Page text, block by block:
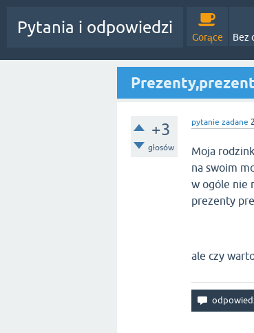
Pytania i odpowiedzi
Gorące Bez
+3
głosów
pytanie zadane
Moja
na swoim
w ogóle nie
prezenty
ale czy